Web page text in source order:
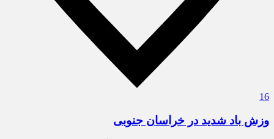
16
وزش باد شدید در خراسان جنوبی